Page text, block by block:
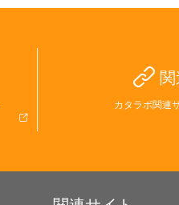
カタラボ関連